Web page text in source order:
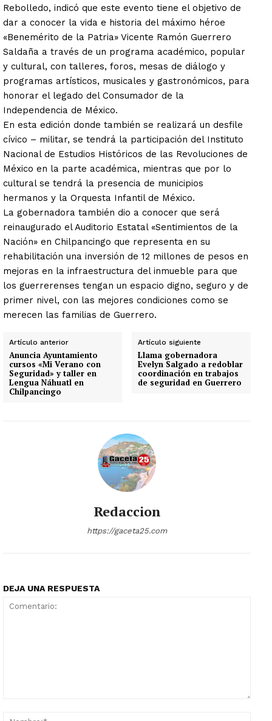
Rebolledo, indicó que este evento tiene el objetivo de
dar a conocer la vida e historia del máximo héroe
«Benemérito de la Patria» Vicente Ramón Guerrero
Saldaña a través de un programa académico, popular
y cultural, con talleres, foros, mesas de diálogo y
programas artísticos, musicales y gastronómicos, para
honorar el legado del Consumador de la
Independencia de México.
En esta edición donde también se realizará un desfile
cívico – militar, se tendrá la participación del Instituto
Nacional de Estudios Históricos de las Revoluciones de
México en la parte académica, mientras que por lo
cultural se tendrá la presencia de municipios
hermanos y la Orquesta Infantil de México.
La gobernadora también dio a conocer que será
reinaugurado el Auditorio Estatal «Sentimientos de la
Nación» en Chilpancingo que representa en su
rehabilitación una inversión de 12 millones de pesos en
mejoras en la infraestructura del inmueble para que
los guerrerenses tengan un espacio digno, seguro y de
primer nivel, con las mejores condiciones como se
merecen las familias de Guerrero.
Artículo anterior
Anuncia Ayuntamiento
cursos «Mi Verano con
Seguridad» y taller en
Lengua Náhuatl en
Chilpancingo
Artículo siguiente
Llama gobernadora
Evelyn Salgado a redoblar
coordinación en trabajos
de seguridad en Guerrero
Redaccion
https://gaceta25.com
DEJA UNA RESPUESTA